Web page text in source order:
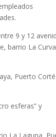
9 y 12
barrio La
Puerto
esferas” y